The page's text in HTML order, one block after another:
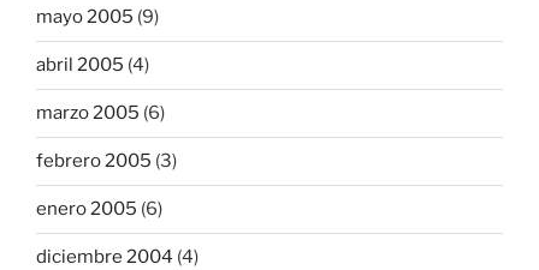
mayo 2005 (9)
abril 2005 (4)
marzo 2005 (6)
febrero 2005 (3)
enero 2005 (6)
diciembre 2004 (4)